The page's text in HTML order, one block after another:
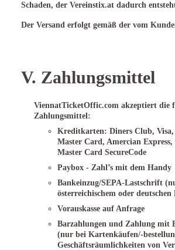
Schaden, der Vereinstix.at dadurch
Der Versand erfolgt gemäß der vom
V. Zahlungsmittel
ViennatTicketOffic.com akzeptiert die
Zahlungsmittel:
Kreditkarten: Diners Club,
Master Card, Amercian
Master Card SecureCode
Paybox - Zahl’s mit dem Handy
Bankeinzug/SEPA-Lastschrift
österreichischem oder deutschen
Vorauskasse auf Anfrage
Barzahlungen und Zahlung mit
(nur bei Kartenkäufen/-
Geschäftsräumlichkeiten von